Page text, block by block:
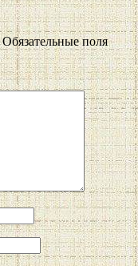
Обязательные поля